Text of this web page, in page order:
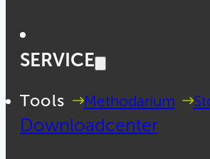
SERVICE
Tools Methodarium
Downloadcenter